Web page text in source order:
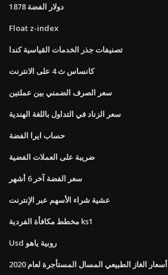
دولار الفضة 1878
Float z-index
تصنيفات جذر الخدمات القياسية كندا
كانساس ث 4 على الانترنت
سعر الصرف الضمني بين عملتين
سعر الزناد في التداول باللغة الهندية
حساب ايرا الفضة
ضريبة على العملات الفضية
سعر الفضة آخر 6 أشهر
عشية شراء الأسهم عبر الإنترنت
مخطط مكافأة الفردية ks1
Usd روبية ياهو
أسعار الغاز الطبيعي المسال المستأجرة لعام 2020